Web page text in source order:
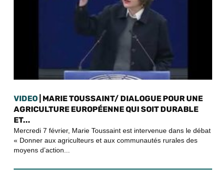
VIDEO | MARIE TOUSSAINT/ DIALOGUE POUR UNE
AGRICULTURE EUROPÉENNE QUI SOIT DURABLE
ET...
Mercredi 7 février, Marie Toussaint est intervenue dans le débat
« Donner aux agriculteurs et aux communautés rurales des
moyens d’action...